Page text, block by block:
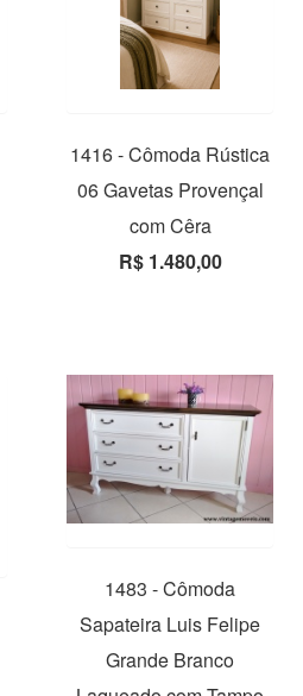
1416 - Cômoda Rústica
06 Gavetas Provençal
com Cêra
R$ 1.480,00
1483 - Cômoda
Sapateira Luis Felipe
Grande Branco